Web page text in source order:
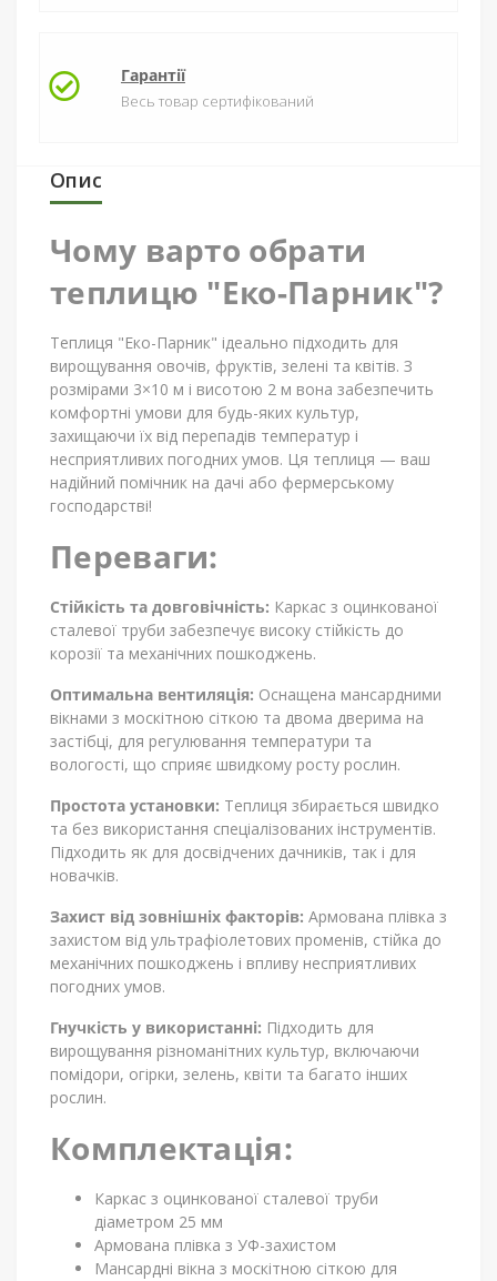
Гарантії
Весь товар сертифікований
Опис
Чому варто обрати
теплицю "Еко-Парник"?
Теплиця "Еко-Парник" ідеально підходить для
вирощування овочів, фруктів, зелені та квітів. З
розмірами 3×10 м і висотою 2 м вона забезпечить
комфортні умови для будь-яких культур,
захищаючи їх від перепадів температур і
несприятливих погодних умов. Ця теплиця — ваш
надійний помічник на дачі або фермерському
господарстві!
Переваги:
Стійкість та довговічність: Каркас з оцинкованої
сталевої труби забезпечує високу стійкість до
корозії та механічних пошкоджень.
Оптимальна вентиляція: Оснащена мансардними
вікнами з москітною сіткою та двома дверима на
застібці, для регулювання температури та
вологості, що сприяє швидкому росту рослин.
Простота установки: Теплиця збирається швидко
та без використання спеціалізованих інструментів.
Підходить як для досвідчених дачників, так і для
новачків.
Захист від зовнішніх факторів: Армована плівка з
захистом від ультрафіолетових променів, стійка до
механічних пошкоджень і впливу несприятливих
погодних умов.
Гнучкість у використанні: Підходить для
вирощування різноманітних культур, включаючи
помідори, огірки, зелень, квіти та багато інших
рослин.
Комплектація:
Каркас з оцинкованої сталевої труби
діаметром 25 мм
Армована плівка з УФ-захистом
Мансардні вікна з москітною сіткою для